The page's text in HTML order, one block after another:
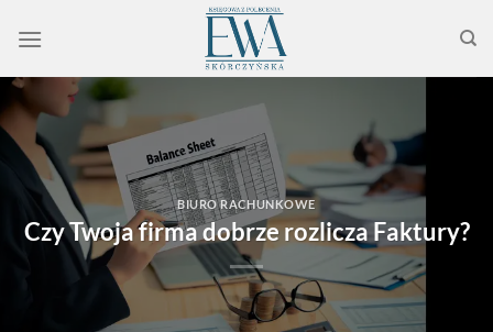
BIURO RACHUNKOWE
Czy Twoja firma dobrze rozlicza Faktury?